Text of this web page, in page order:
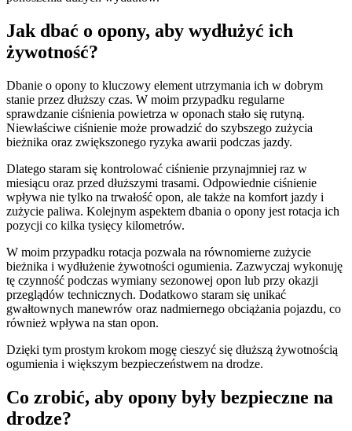
Jak dbać o opony, aby wydłużyć ich
żywotność?
Dbanie o opony to kluczowy element utrzymania ich w dobrym
stanie przez dłuższy czas. W moim przypadku regularne
sprawdzanie ciśnienia powietrza w oponach stało się rutyną.
Niewłaściwe ciśnienie może prowadzić do szybszego zużycia
bieżnika oraz zwiększonego ryzyka awarii podczas jazdy.
Dlatego staram się kontrolować ciśnienie przynajmniej raz w
miesiącu oraz przed dłuższymi trasami. Odpowiednie ciśnienie
wpływa nie tylko na trwałość opon, ale także na komfort jazdy i
zużycie paliwa. Kolejnym aspektem dbania o opony jest rotacja ich
pozycji co kilka tysięcy kilometrów.
W moim przypadku rotacja pozwala na równomierne zużycie
bieżnika i wydłużenie żywotności ogumienia. Zazwyczaj wykonuję
tę czynność podczas wymiany sezonowej opon lub przy okazji
przeglądów technicznych. Dodatkowo staram się unikać
gwałtownych manewrów oraz nadmiernego obciążania pojazdu, co
również wpływa na stan opon.
Dzięki tym prostym krokom mogę cieszyć się dłuższą żywotnością
ogumienia i większym bezpieczeństwem na drodze.
Co zrobić, aby opony były bezpieczne na
drodze?